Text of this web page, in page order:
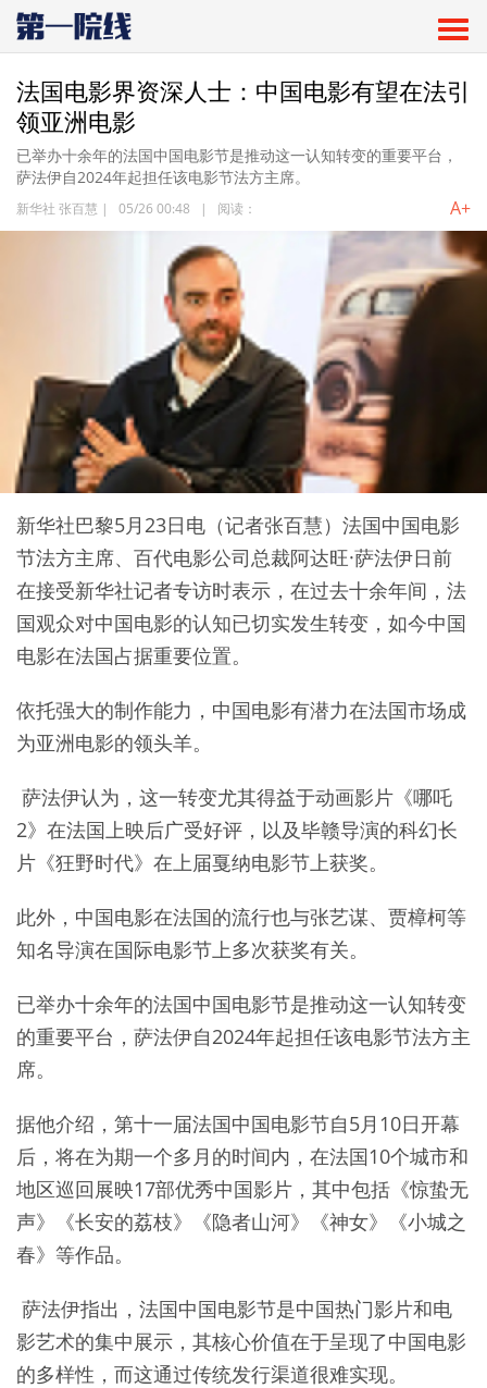
法国电影界资深人士：中国电影有望在法引
领亚洲电影
已举办十余年的法国中国电影节是推动这一认知转变的重要平台，
萨法伊自2024年起担任该电影节法方主席。
新华社 张百慧 | 05/26 00:48 | 阅读： A+
新华社巴黎5月23日电（记者张百慧）法国中国电影
节法方主席、百代电影公司总裁阿达旺·萨法伊日前
在接受新华社记者专访时表示，在过去十余年间，法
国观众对中国电影的认知已切实发生转变，如今中国
电影在法国占据重要位置。
依托强大的制作能力，中国电影有潜力在法国市场成
为亚洲电影的领头羊。
萨法伊认为，这一转变尤其得益于动画影片《哪吒
2》在法国上映后广受好评，以及毕赣导演的科幻长
片《狂野时代》在上届戛纳电影节上获奖。
此外，中国电影在法国的流行也与张艺谋、贾樟柯等
知名导演在国际电影节上多次获奖有关。
已举办十余年的法国中国电影节是推动这一认知转变
的重要平台，萨法伊自2024年起担任该电影节法方主
席。
据他介绍，第十一届法国中国电影节自5月10日开幕
后，将在为期一个多月的时间内，在法国10个城市和
地区巡回展映17部优秀中国影片，其中包括《惊蛰无
声》《长安的荔枝》《隐者山河》《神女》《小城之
春》等作品。
萨法伊指出，法国中国电影节是中国热门影片和电
影艺术的集中展示，其核心价值在于呈现了中国电影
的多样性，而这通过传统发行渠道很难实现。